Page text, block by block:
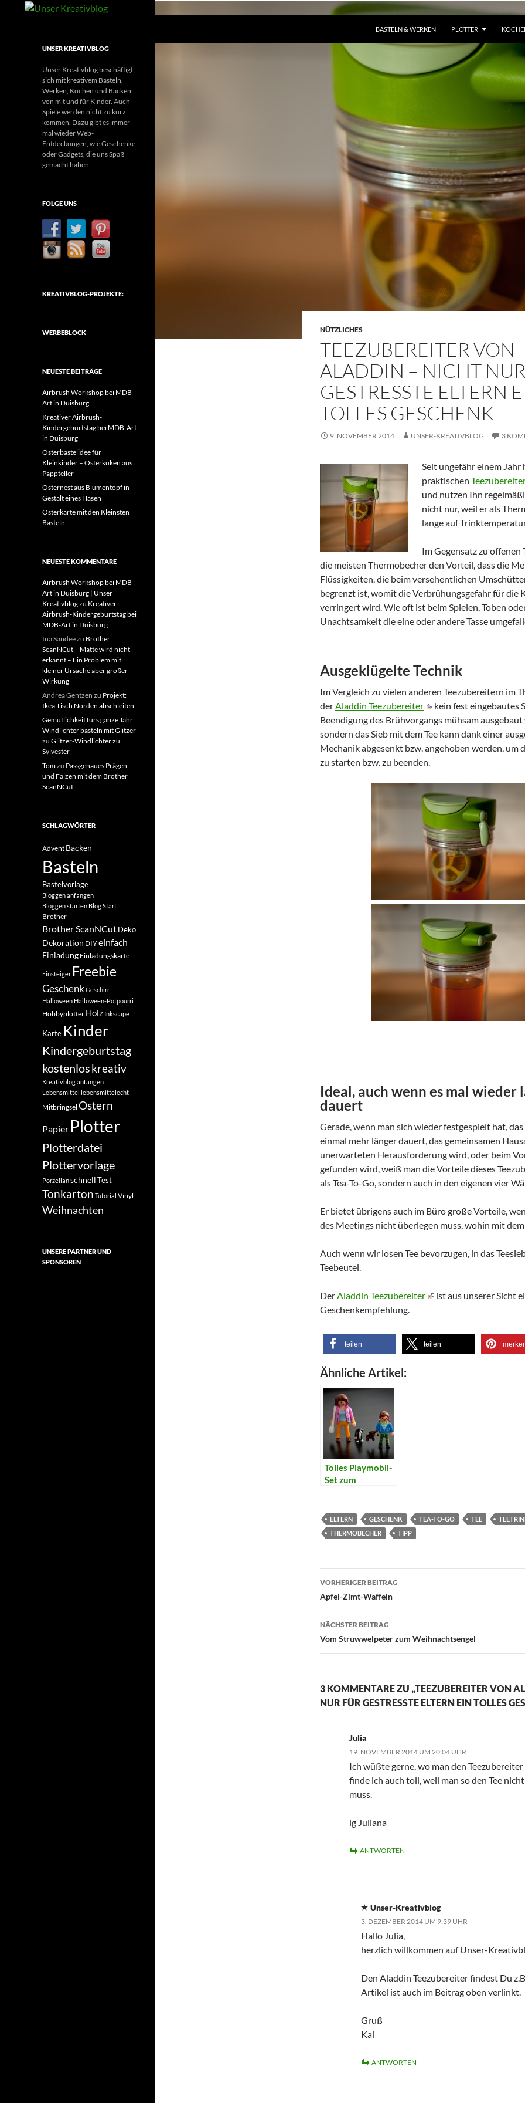
BASTELN & WERKEN
PLOTTER
NÜTZLICHES
TEEZUBEREITER VON
ALADDIN – NICHT
GESTRESSTE ELTERN
TOLLES GESCHENK
9. NOVEMBER 2014 UNSER-KREATIVBLOG 3
Seit ungefähr einem Jahr
praktischen
und nutzen Ihn
nicht nur, weil er als
lange auf
Im Gegensatz zu offenen
die meisten Thermobecher den Vorteil, dass die
Flüssigkeiten, die beim versehentlichen
begrenzt ist, womit die Verbrühungsgefahr für die
verringert wird. Wie oft ist beim Spielen, Toben
Unachtsamkeit die eine oder andere Tasse
Ausgeklügelte Technik
Im Vergleich zu vielen anderen Teezubereitern im
derAladdin Teezubereiter
kein fest eingebautes
Beendigung des Brühvorgangs mühsam
sondern das Sieb mit dem Tee kann dank einer
Mechanik abgesenkt bzw. angehoben werden, um
zu starten bzw. zu beenden.
Ideal, auch wenn es mal wieder
dauert
Gerade, wenn man sich wieder festgespielt hat,
einmal mehr länger dauert, das gemeinsamen
unerwarteten Herausforderung wird, oder beim
gefunden wird, weiß man die Vorteile dieses
als Tea-To-Go, sondern auch in den eigenen vier
Er bietet übrigens auch im Büro große Vorteile,
des Meetings nicht überlegen muss, wohin mit dem
Auch wenn wir losen Tee bevorzugen, in das
Teebeutel.
DerAladdin Teezubereiter
ist aus unserer Sicht
Geschenkempfehlung.
teilen teilen
Ähnliche Artikel:
Tolles Playmobil-
Set zum
ELTERN GESCHENK TEA-TO-GO TEE
THERMOBECHER
TIPP
Beitragsnavigation
VORHERIGER BEITRAG
Apfel-Zimt-Waffeln
NÄCHSTER BEITRAG
Vom Struwwelpeter zum Weihnachtsengel
3 KOMMENTARE ZU „TEEZUBEREITER VON
NUR FÜR GESTRESSTE ELTERN EIN TOLLES
Julia
19. NOVEMBER 2014 UM 20:04 UHR
Ich wüßte gerne, wo man den
finde ich auch toll, weil man so den Tee
muss.
lg Juliana
ANTWORTEN
Unser-Kreativblog
3. DEZEMBER 2014 UM 9:39 UHR
Hallo Julia,
herzlich willkommen auf Unser-
Den Aladdin Teezubereiter findest Du
Artikel ist auch im Beitrag oben verlinkt.
Gruß
Kai
ANTWORTEN
Kreatives Basteln, Werken und mehr
UNSER KREATIVBLOG
Unser Kreativblog beschäftigt
sich mit kreativem Basteln,
Werken, Kochen und Backen
von mit und für Kinder. Auch
Spiele werden nicht zu kurz
kommen. Dazu gibt es immer
mal wieder Web-
Entdeckungen, wie Geschenke
oder Gadgets, die uns Spaß
gemacht haben.
FOLGE UNS
KREATIVBLOG-PROJEKTE:
WERBEBLOCK
NEUESTE BEITRÄGE
Airbrush Workshop bei MDB-
Art in Duisburg
Kreativer Airbrush-
Kindergeburtstag bei MDB-Art
in Duisburg
Osterbastelidee für
Kleinkinder – Osterküken aus
Pappteller
Osternest aus Blumentopf in
Gestalt eines Hasen
Osterkarte mit den Kleinsten
Basteln
NEUESTE KOMMENTARE
Airbrush Workshop bei MDB-
Art in Duisburg | Unser
Kreativblogzu Kreativer
Airbrush-Kindergeburtstag bei
MDB-Art in Duisburg
Ina Sandeezu Brother
ScanNCut – Matte wird nicht
erkannt – Ein Problem mit
kleiner Ursache aber großer
Wirkung
Andrea Gentzen zu Projekt:
Ikea Tisch Norden abschleifen
Gemütlichkeit fürs ganze Jahr:
Windlichter basteln mit Glitzer
zu Glitzer-Windlichter zu
Sylvester
Tomzu Passgenaues Prägen
und Falzen mit dem Brother
ScanNCut
SCHLAGWÖRTER
Advent Backen
Basteln
Bastelvorlage
Bloggen anfangen
Bloggen starten Blog Start
Brother
Brother ScanNCutDeko
Dekoration DIYeinfach
Einladung Einladungskarte
Einsteiger Freebie
GeschenkGeschirr
Halloween Halloween-Potpourri
Hobbyplotter Holz Inkscape
Karte Kinder
Kindergeburtstag
kostenloskreativ
Kreativblog anfangen
Lebensmittel lebensmittelecht
Mitbringsel Ostern
Papier Plotter
Plotterdatei
Plottervorlage
PorzellanschnellTest
Tonkarton Tutorial Vinyl
Weihnachten
UNSERE PARTNER UND
SPONSOREN